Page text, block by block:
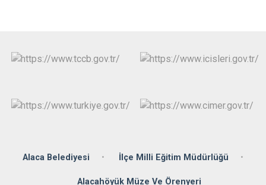
Alaca Belediyesi İlçe Milli Eğitim Müdürlüğü
Alacahöyük Müze Ve Örenyeri